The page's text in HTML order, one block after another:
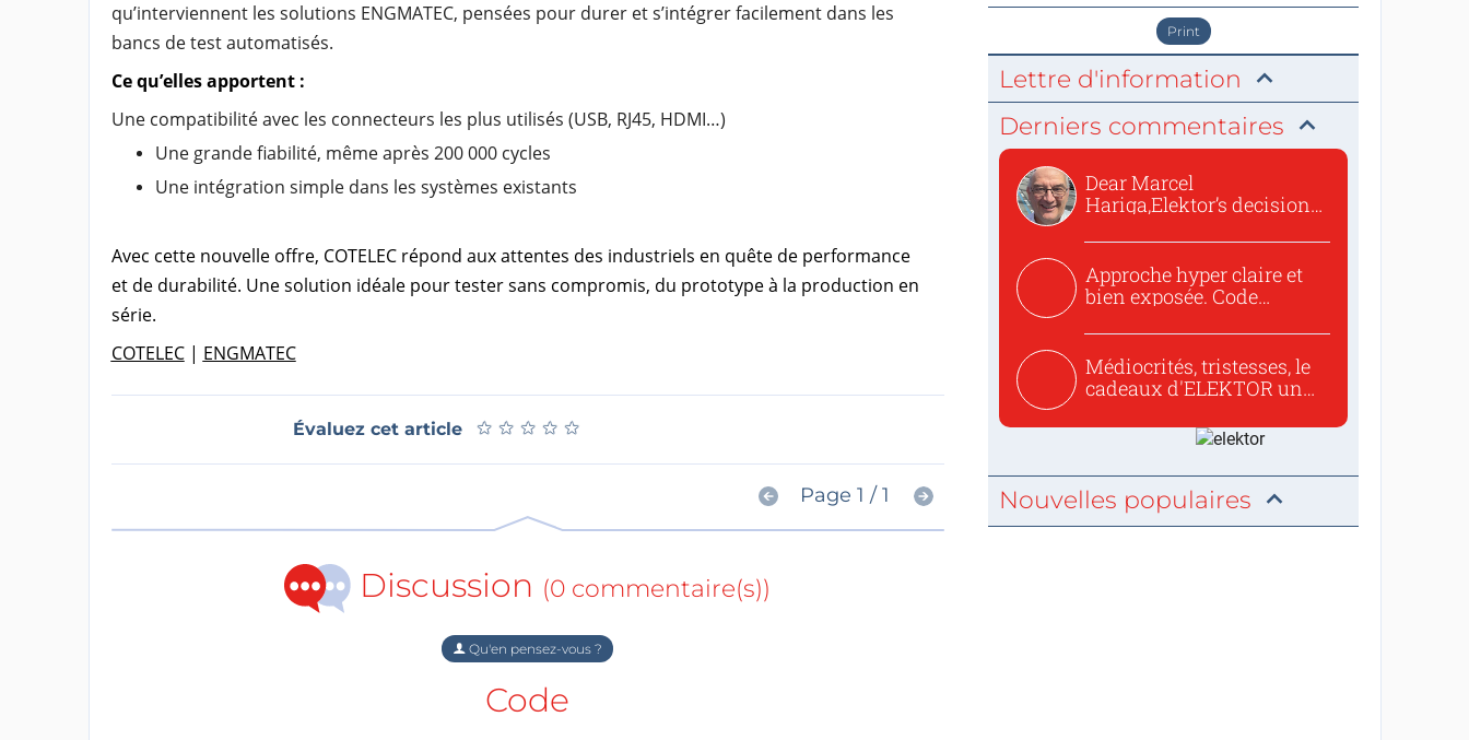
qu’interviennent les solutions ENGMATEC, pensées pour durer et s’intégrer facilement dans les
bancs de test automatisés.
Ce qu’elles apportent :
Une compatibilité avec les connecteurs les plus utilisés (USB, RJ45, HDMI…)
Une grande fiabilité, même après 200 000 cycles
Une intégration simple dans les systèmes existants
Avec cette nouvelle offre, COTELEC répond aux attentes des industriels en quête de performance
et de durabilité. Une solution idéale pour tester sans compromis, du prototype à la production en
série.
COTELEC| ENGMATEC
Évaluez cet article ★ ★ ★ ★ ★
★ ★ ★ ★ ★
Page 1 / 1
Discussion (0 commentaire(s))
Qu'en pensez-vous ?
Code
Print
Lettre d'information
Derniers commentaires
Dear Marcel
Hariga,Elektor’s decision
Approche hyper claire et
bien exposée. Code
Médiocrités, tristesses, le
cadeaux d'ELEKTOR un
Nouvelles populaires